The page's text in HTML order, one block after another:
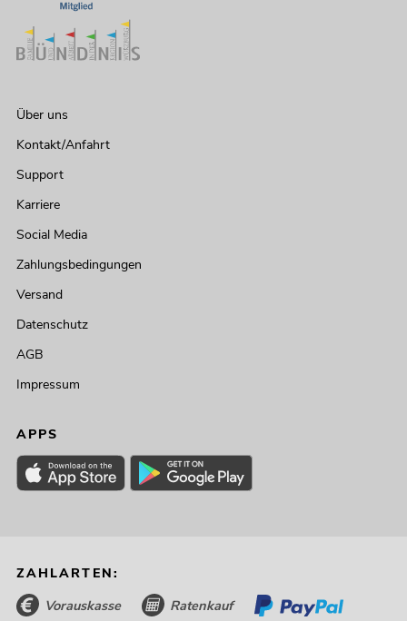
Über uns
Kontakt/Anfahrt
Support
Karriere
Social Media
Zahlungsbedingungen
Versand
Datenschutz
AGB
Impressum
APPS
ZAHLARTEN:
Vorauskasse Ratenkauf